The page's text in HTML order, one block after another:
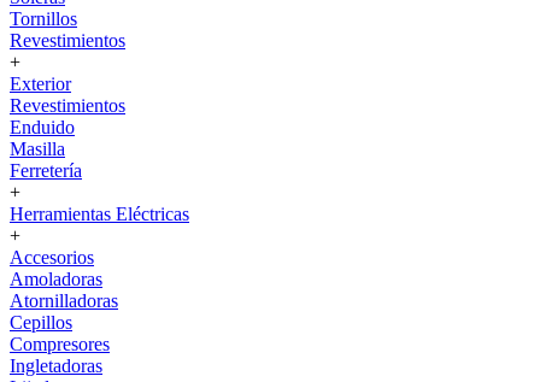
Tornillos
Revestimientos
+
Exterior
Revestimientos
Enduido
Masilla
Ferretería
+
Herramientas Eléctricas
+
Accesorios
Amoladoras
Atornilladoras
Cepillos
Compresores
Ingletadoras